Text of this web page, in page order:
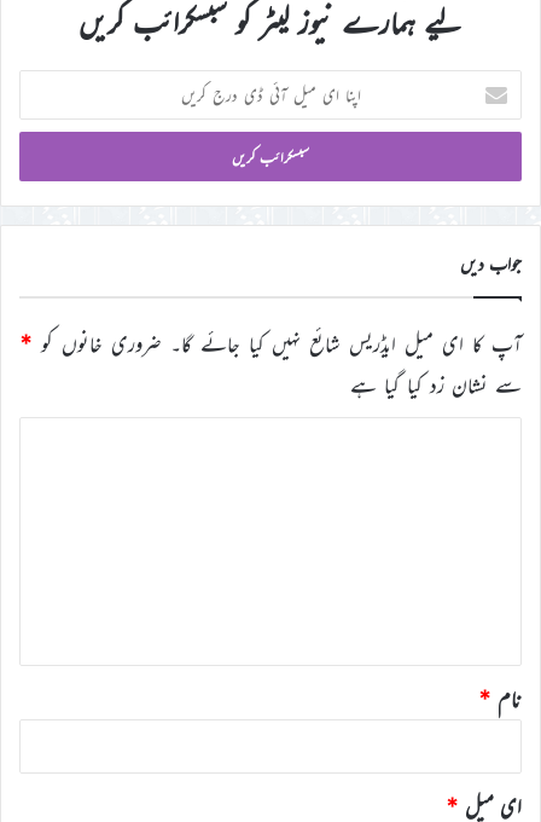
لیے ہمارے نیوز لیٹر کو سبسکرائب کریں
اپنا
ای
میل
ڈی
درج
کریں
جواب دیں
آپ کا ای میل ایڈریس شائع نہیں کیا جائے گا۔ ضروری خانوں کو *
سے نشان زد کیا گیا ہے
نام *
ای میل *